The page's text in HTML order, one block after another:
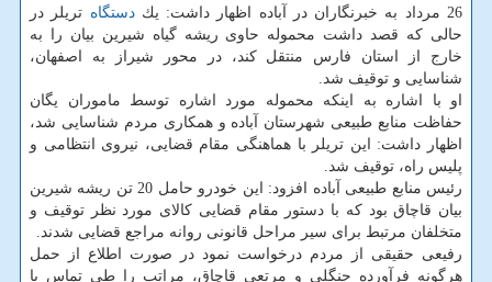
26 مرداد به خبرنگاران در آباده اظهار داشت: یك
دستگاه تریلر در
حالی كه قصد داشت محموله حاوی ریشه گیاه شیرین بیان را به
خارج از استان فارس منتقل كند، در محور شیراز به اصفهان،
شناسایی و توقیف شد.
او با اشاره به اینكه محموله مورد اشاره توسط ماموران یگان
حفاظت منابع طبیعی شهرستان آباده و همكاری مردم شناسایی شد،
اظهار داشت: این تریلر با هماهنگی مقام قضایی، نیروی انتظامی و
پلیس راه، توقیف شد.
رئیس منابع طبیعی آباده افزود: این خودرو حامل 20 تن ریشه شیرین
بیان قاچاق بود كه با دستور مقام قضایی كالای مورد نظر توقیف و
متخلفان مرتبط برای سیر مراحل قانونی روانه مراجع قضایی شدند.
رفیعی حقیقی از مردم درخواست نمود در صورت اطلاع از حمل
هرگونه فرآورده جنگلی و مرتعی قاچاق، مراتب را طی تماس با